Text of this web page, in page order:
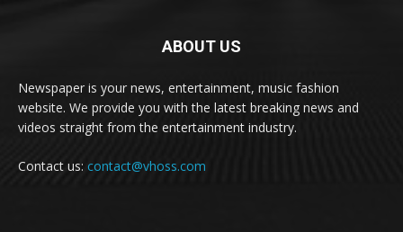
ABOUT US
Newspaper is your news, entertainment, music fashion
website. We provide you with the latest breaking news and
videos straight from the entertainment industry.
Contact us: contact@vhoss.com